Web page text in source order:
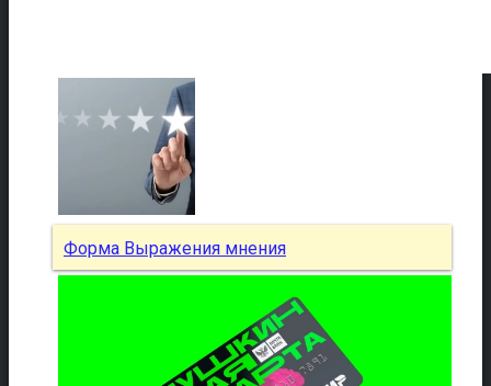
Форма Выражения мнения